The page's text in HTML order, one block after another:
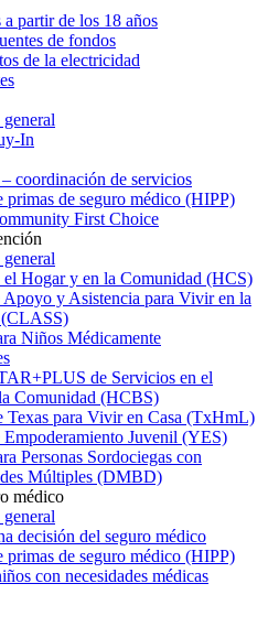
partir de los 18 años
de fondos
de la electricidad
In
coordinación de servicios
primas de seguro médico (HIPP)
First Choice
el Hogar y en la Comunidad (HCS)
Apoyo y Asistencia para Vivir en la
Niños Médicamente
de Servicios en el
Comunidad (HCBS)
Texas para Vivir en Casa (TxHmL)
Empoderamiento Juvenil (YES)
Personas Sordociegas con
Múltiples (DMBD)
médico
decisión del seguro médico
primas de seguro médico (HIPP)
con necesidades médicas